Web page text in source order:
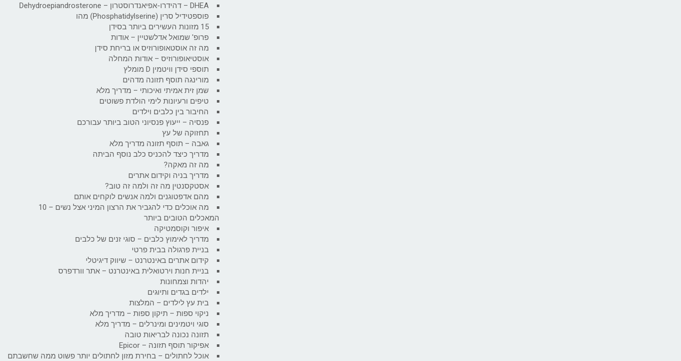
DHEA – דהידרו-אפיאנדרוסטרון – Dehydroepiandrosterone
פוספטידיל סרין (Phosphatidylserine) מהו
15 מזונות העשירים ביותר בסידן
פרופ' שמואל אדלשטיין – אודות
מה זה אוסטאופורוזיס או בריחת סידן
אוסטיאופורוזיס – אודות המחלה
תוספי סידן וויטמין D מומלץ
מורינגה תוסף תזונה מדהים
שמן זית אמיתי ואיכותי – מדריך מלא
טיפים ורעיונות לימי הולדת פשוטים
החיבור בין כלבים וילדים
פנסיה – ייעוץ פנסיוני הטוב ביותר עבורכם
תחזוקה של עץ
גאבה – תוסף תזונה מדריך מלא
מדריך כיצד להכניס כלב נוסף הביתה
מה זה מאקה?
מדריך בניה וקידום אתרים
אסטקסנטין מה זה ולמה זה טוב?
מהם אדפטוגנים ולמה אנשים לוקחים אותם
מה אוכלים כדי להגביר את הרצון המיני אצל נשים – 10
המאכלים הטובים ביותר
איפור וקוסמטיקה
מדריך לאימוץ כלבים – סוגי זנים של כלבים
בניית פרגולה בבית פרטי
קידום אתרים באינטרנט – שיווק דיגיטלי
בניית חנות וירטואלית באינטרנט – אתר וורדפרס
יהדות וצמחונות
ילדים בגדים ותיוגים
בית עץ לילדים – המלצות
ניקוי ספות – תיקון ספות – מדריך מלא
סוגי ויטמינים ומינרלים – מדריך מלא
תזונה נכונה לבריאות טובה
אפיקור תוסף תזונה – Epicor
אוכל לחתולים – בחירת מזון לחתולים יותר פשוט ממה שחשבתם